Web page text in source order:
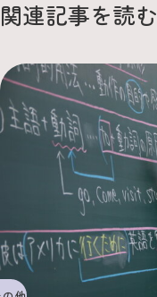
関連記事を読む